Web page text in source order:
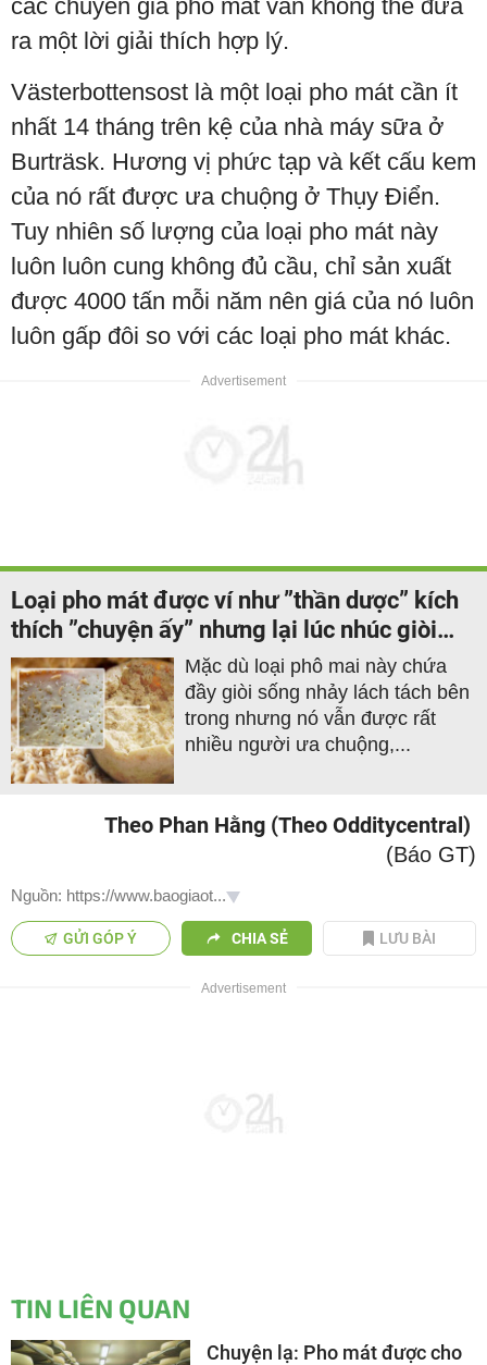
các chuyên gia pho mát vẫn không thể đưa
ra một lời giải thích hợp lý.
Västerbottensost là một loại pho mát cần ít
nhất 14 tháng trên kệ của nhà máy sữa ở
Burträsk. Hương vị phức tạp và kết cấu kem
của nó rất được ưa chuộng ở Thụy Điển.
Tuy nhiên số lượng của loại pho mát này
luôn luôn cung không đủ cầu, chỉ sản xuất
được 4000 tấn mỗi năm nên giá của nó luôn
luôn gấp đôi so với các loại pho mát khác.
Loại pho mát được ví như ”thần dược” kích
thích ”chuyện ấy” nhưng lại lúc nhúc giòi
sống
Mặc dù loại phô mai này chứa
đầy giòi sống nhảy lách tách bên
trong nhưng nó vẫn được rất
nhiều người ưa chuộng,...
Theo Phan Hằng (Theo Odditycentral)
(Báo GT)
Nguồn: https://www.baogiaot...
GỬI GÓP Ý CHIA SẺ LƯU BÀI
TIN LIÊN QUAN
Chuyện lạ: Pho mát được cho